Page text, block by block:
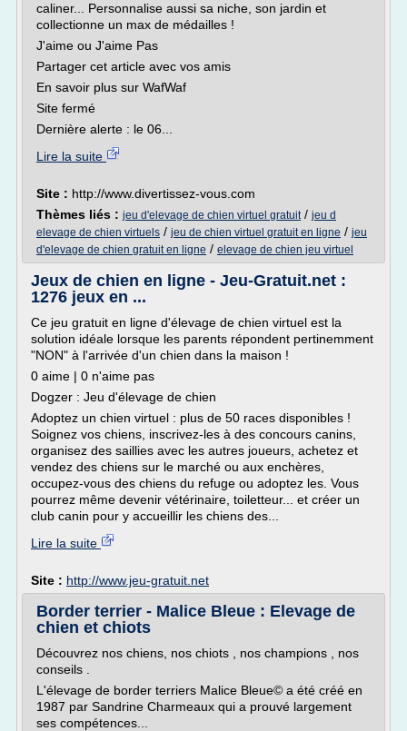
caliner... Personnalise aussi sa niche, son jardin et
collectionne un max de médailles !
J'aime ou J'aime Pas
Partager cet article avec vos amis
En savoir plus sur WafWaf
Site fermé
Dernière alerte : le 06...
Lire la suite
Site : http://www.divertissez-vous.com
Thèmes liés : jeu d'elevage de chien virtuel gratuit/ jeu d
elevage de chien virtuels / jeu de chien virtuel gratuit en ligne / jeu
d'elevage de chien gratuit en ligne / elevage de chien jeu virtuel
Jeux de chien en ligne - Jeu-Gratuit.net :
1276 jeux en ...
Ce jeu gratuit en ligne d'élevage de chien virtuel est la
solution idéale lorsque les parents répondent pertinemment
"NON" à l'arrivée d'un chien dans la maison !
0 aime | 0 n'aime pas
Dogzer : Jeu d'élevage de chien
Adoptez un chien virtuel : plus de 50 races disponibles !
Soignez vos chiens, inscrivez-les à des concours canins,
organisez des saillies avec les autres joueurs, achetez et
vendez des chiens sur le marché ou aux enchères,
occupez-vous des chiens du refuge ou adoptez les. Vous
pourrez même devenir vétérinaire, toiletteur... et créer un
club canin pour y accueillir les chiens des...
Lire la suite
Site : http://www.jeu-gratuit.net
Border terrier - Malice Bleue : Elevage de
chien et chiots
Découvrez nos chiens, nos chiots , nos champions , nos
conseils .
L'élevage de border terriers Malice Bleue© a été créé en
1987 par Sandrine Charmeaux qui a prouvé largement
ses compétences...